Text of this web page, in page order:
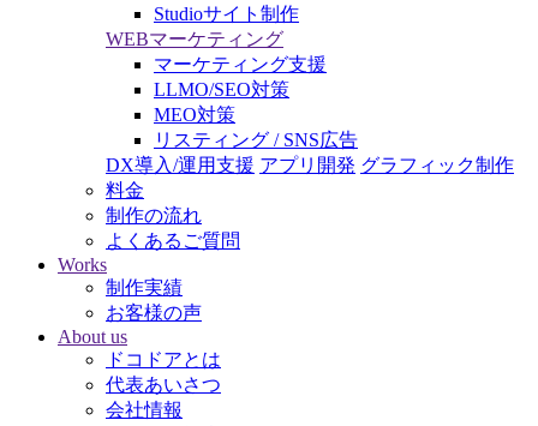
Studioサイト制作
WEBマーケティング
マーケティング支援
LLMO/SEO対策
MEO対策
リスティング / SNS広告
DX導入/運用支援 アプリ開発 グラフィック制作
料金
制作の流れ
よくあるご質問
Works
制作実績
お客様の声
About us
ドコドアとは
代表あいさつ
会社情報